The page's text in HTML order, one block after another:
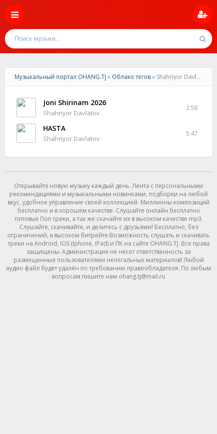
Музыкальный портал OHANG.TJ » Облако тегов» Shahriyor Davlatov
Joni Shirinam 2026
Shahriyor Davlatov
2:58
HASTA
Shahriyor Davlatov
5:47
Открывайте новую музыку каждый день. Лента с персональными
рекомендациями и музыкальными новинками, подборки на любой
вкус, удобное управление своей коллекцией. Миллионы композиций
бесплатно и в хорошем качестве. Слушайте онлайн бесплатно
топовые Поп треки, а так же скачайте их в высоком качестве mp3.
Слушайте, скачивайте, и делитесь с друзьями! Бесплатно, без
ограничений, в высоком битрейте.Возможность слушать и скачивать
треки на Android, IOS (Iphone, IPad) и ПК на сайте OHANG.TJ. Все права
защищены. Администрация не несет ответственность за
размещенные пользователями нелегальных материалов! Любой
аудио файл будет удалён по требованию правообладателя. По любым
вопросам пишите нам ohang.tj@mail.ru